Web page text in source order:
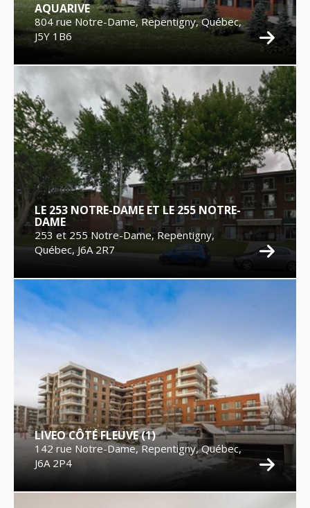
AQUARIVE
804 rue Notre-Dame, Repentigny, Québec,
J5Y 1B6
LE 253 NOTRE-DAME ET LE 255 NOTRE-
DAME
253 et 255 Notre-Dame, Repentigny,
Québec, J6A 2R7
LIVEO CÔTÉ FLEUVE (1)
142 rue Notre-Dame, Repentigny, Québec,
J6A 2P4